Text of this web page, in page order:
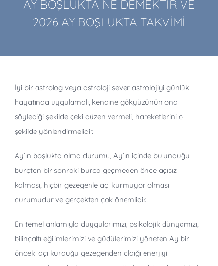
AY BOŞLUKTA NE DEMEKTİR VE
2026 AY BOŞLUKTA TAKVİMİ
İyi bir astrolog veya astroloji sever astrolojiyi günlük
hayatında uygulamalı, kendine gökyüzünün ona
söylediği şekilde çeki düzen vermeli, hareketlerini o
şekilde yönlendirmelidir.
Ay’ın boşlukta olma durumu, Ay’ın içinde bulunduğu
burçtan bir sonraki burca geçmeden önce açısız
kalması, hiçbir gezegenle açı kurmuyor olması
durumudur ve gerçekten çok önemlidir.
En temel anlamıyla duygularımızı, psikolojik dünyamızı,
bilinçaltı eğilimlerimizi ve güdülerimizi yöneten Ay bir
önceki açı kurduğu gezegenden aldığı enerjiyi